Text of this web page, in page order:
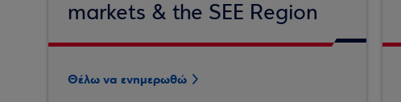
markets & the SEE Region
Θέλω να ενημερωθώ